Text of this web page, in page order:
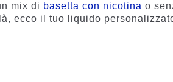
mix di basetta con nicotina o
ecco il tuo liquido